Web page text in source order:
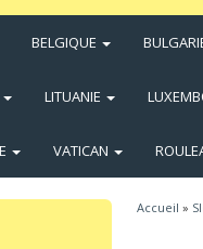
BELGIQUE
LITUANIE
VATICAN
Accueil »